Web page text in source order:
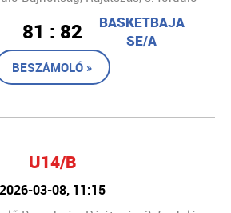
81 : 82
BASKETBAJA
SE/A
BESZÁMOLÓ »
U14/B
2026-03-08, 11:15